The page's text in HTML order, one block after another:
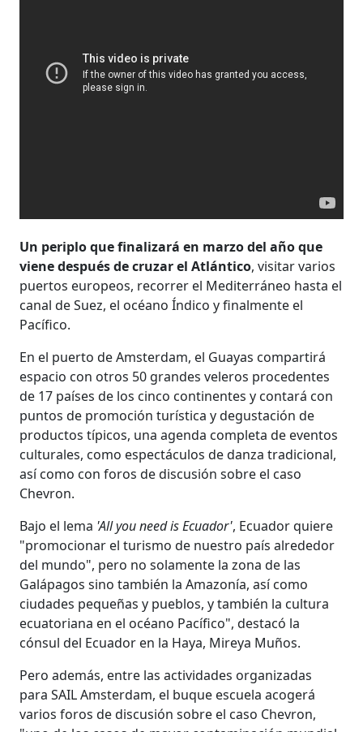
Un periplo que finalizará en marzo del año que
viene después de cruzar el Atlántico, visitar varios
puertos europeos, recorrer el Mediterráneo hasta el
canal de Suez, el océano Índico y finalmente el
Pacífico.
En el puerto de Amsterdam, el Guayas compartirá
espacio con otros 50 grandes veleros procedentes
de 17 países de los cinco continentes y contará con
puntos de promoción turística y degustación de
productos típicos, una agenda completa de eventos
culturales, como espectáculos de danza tradicional,
así como con foros de discusión sobre el caso
Chevron.
Bajo el lema 'All you need is Ecuador', Ecuador quiere
"promocionar el turismo de nuestro país alrededor
del mundo", pero no solamente la zona de las
Galápagos sino también la Amazonía, así como
ciudades pequeñas y pueblos, y también la cultura
ecuatoriana en el océano Pacífico", destacó la
cónsul del Ecuador en la Haya, Mireya Muños.
Pero además, entre las actividades organizadas
para SAIL Amsterdam, el buque escuela acogerá
varios foros de discusión sobre el caso Chevron,